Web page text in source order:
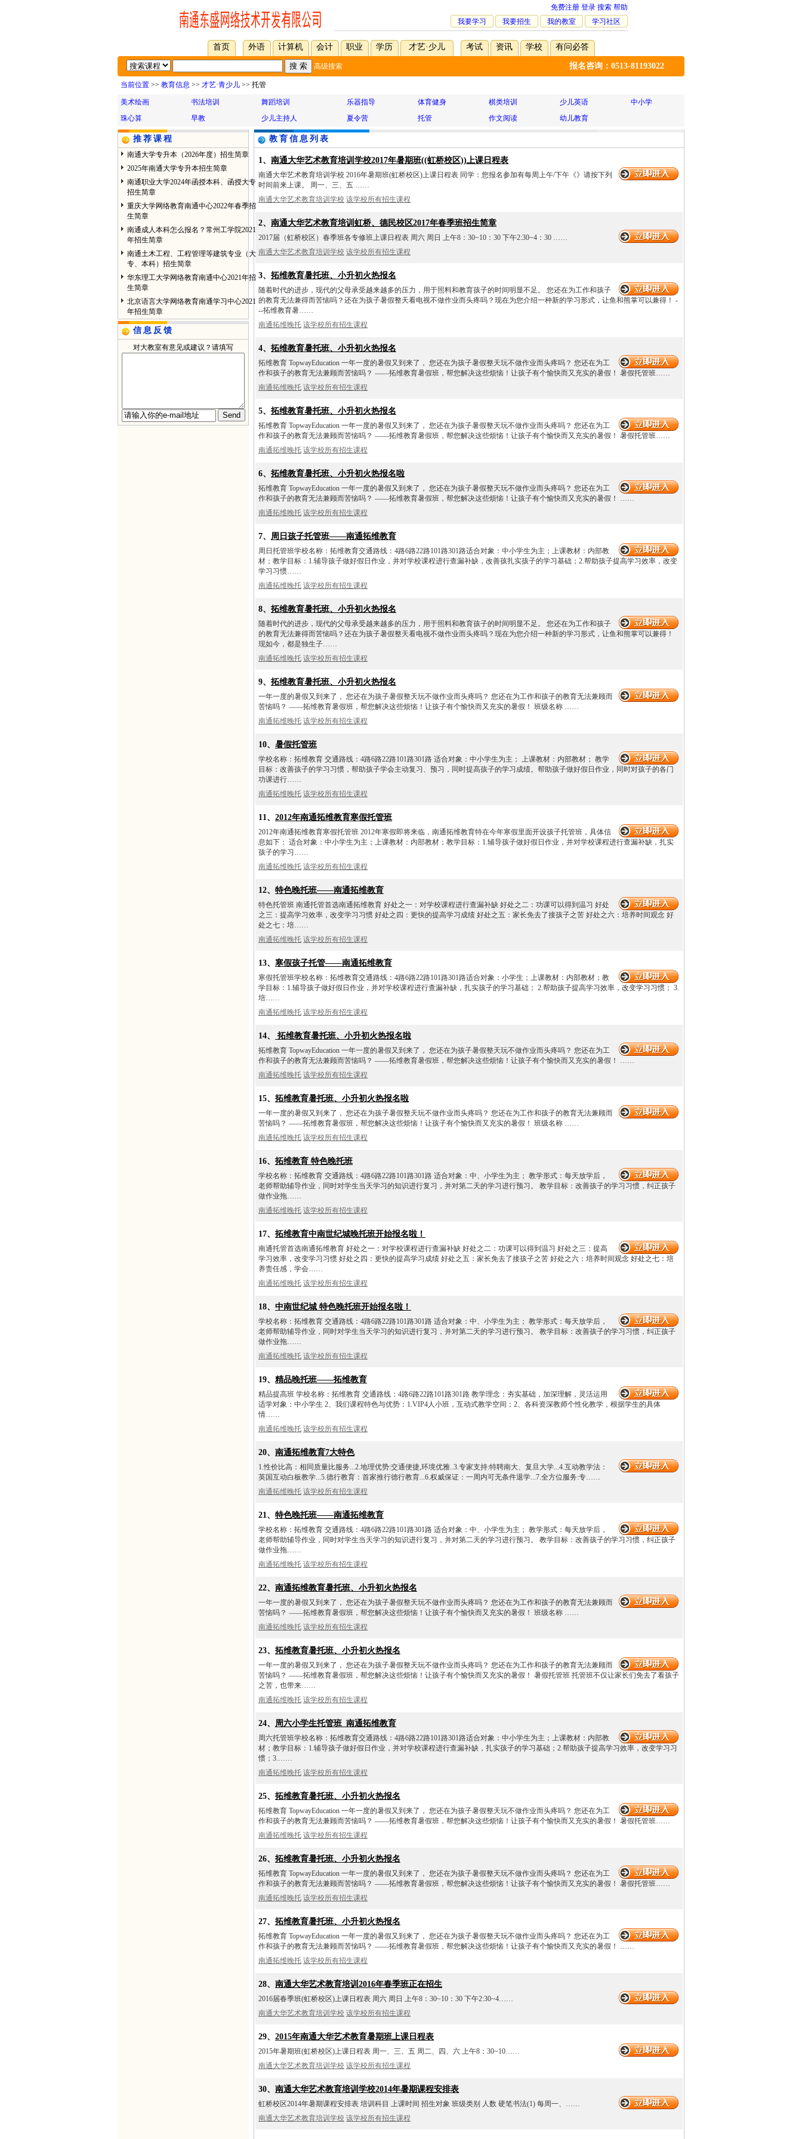
免费注册 登录 搜索 帮助
我要学习
我要招生 我的教室 学习社区
首页 外语 计算机 会计 职业 学历 才艺·少儿 考试 资讯 学校 有问必答
高级搜索 报名咨询：0513-81193022
当前位置 >> 教育信息 >> 才艺·青少儿 >> 托管
美术绘画 书法培训 舞蹈培训 乐器指导 体育健身 棋类培训 少儿英语
中小学
珠心算
早教 少儿主持人 夏令营 托管 作文阅读 幼儿教育
推荐课程
南通大学专升本（2026年度）招生简章
2025年南通大学专升本招生简章
南通职业大学2024年函授本科、函授大专
招生简章
重庆大学网络教育南通中心2022年春季招
生简章
南通成人本科怎么报名？常州工学院2021
年招生简章
南通土木工程、工程管理等建筑专业（大
专、本科）招生简章
华东理工大学网络教育南通中心2021年招
生简章
北京语言大学网络教育南通学习中心2021
年招生简章
信息反馈
对大教室有意见或建议？请填写
教育信息列表
1、 南通大华艺术教育培训学校2017年暑期班((虹桥校区))上课日程表
南通大华艺术教育培训学校 2016年暑期班(虹桥校区)上课日程表 同学：您报名参加有每周上午/下午《》请按下列
时间前来上课。 周一、三、五 ……
南通大华艺术教育培训学校 该学校所有招生课程
2、 南通大华艺术教育培训虹桥、德民校区2017年春季班招生简章
2017届（虹桥校区）春季班各专修班上课日程表 周六 周日 上午8：30~10：30 下午2:30~4：30 ……
南通大华艺术教育培训学校 该学校所有招生课程
3、 拓维教育暑托班、小升初火热报名
随着时代的进步，现代的父母承受越来越多的压力，用于照料和教育孩子的时间明显不足。 您还在为工作和孩子
的教育无法兼得而苦恼吗？还在为孩子暑假整天看电视不做作业而头疼吗？现在为您介绍一种新的学习形式，让鱼和熊掌可以兼得！ -
--拓维教育暑……
南通拓维晚托 该学校所有招生课程
4、 拓维教育暑托班、小升初火热报名
拓维教育 TopwayEducation 一年一度的暑假又到来了， 您还在为孩子暑假整天玩不做作业而头疼吗？ 您还在为工
作和孩子的教育无法兼顾而苦恼吗？ ——拓维教育暑假班，帮您解决这些烦恼！让孩子有个愉快而又充实的暑假！ 暑假托管班……
南通拓维晚托 该学校所有招生课程
5、 拓维教育暑托班、小升初火热报名
拓维教育 TopwayEducation 一年一度的暑假又到来了， 您还在为孩子暑假整天玩不做作业而头疼吗？ 您还在为工
作和孩子的教育无法兼顾而苦恼吗？ ——拓维教育暑假班，帮您解决这些烦恼！让孩子有个愉快而又充实的暑假！ 暑假托管班……
南通拓维晚托 该学校所有招生课程
6、 拓维教育暑托班、小升初火热报名啦
拓维教育 TopwayEducation 一年一度的暑假又到来了， 您还在为孩子暑假整天玩不做作业而头疼吗？ 您还在为工
作和孩子的教育无法兼顾而苦恼吗？ ——拓维教育暑假班，帮您解决这些烦恼！让孩子有个愉快而又充实的暑假！ ……
南通拓维晚托 该学校所有招生课程
7、 周日孩子托管班——南通拓维教育
周日托管班学校名称：拓维教育交通路线：4路6路22路101路301路适合对象：中小学生为主；上课教材：内部教
材；教学目标：1.辅导孩子做好假日作业，并对学校课程进行查漏补缺，改善孩扎实孩子的学习基础；2.帮助孩子提高学习效率，改变
学习习惯……
南通拓维晚托 该学校所有招生课程
8、 拓维教育暑托班、小升初火热报名
随着时代的进步，现代的父母承受越来越多的压力，用于照料和教育孩子的时间明显不足。 您还在为工作和孩子
的教育无法兼得而苦恼吗？还在为孩子暑假整天看电视不做作业而头疼吗？现在为您介绍一种新的学习形式，让鱼和熊掌可以兼得！
现如今，都是独生子……
南通拓维晚托 该学校所有招生课程
9、 拓维教育暑托班、小升初火热报名
一年一度的暑假又到来了， 您还在为孩子暑假整天玩不做作业而头疼吗？ 您还在为工作和孩子的教育无法兼顾而
苦恼吗？ ——拓维教育暑假班，帮您解决这些烦恼！让孩子有个愉快而又充实的暑假！ 班级名称 ……
南通拓维晚托 该学校所有招生课程
10、 暑假托管班
学校名称：拓维教育 交通路线：4路6路22路101路301路 适合对象：中小学生为主； 上课教材：内部教材； 教学
目标：改善孩子的学习习惯，帮助孩子学会主动复习、预习，同时提高孩子的学习成绩。帮助孩子做好假日作业，同时对孩子的各门
功课进行……
南通拓维晚托 该学校所有招生课程
11、 2012年南通拓维教育寒假托管班
2012年南通拓维教育寒假托管班 2012年寒假即将来临，南通拓维教育特在今年寒假里面开设孩子托管班，具体信
息如下： 适合对象：中小学生为主；上课教材：内部教材；教学目标：1.辅导孩子做好假日作业，并对学校课程进行查漏补缺，扎实
孩子的学习……
南通拓维晚托 该学校所有招生课程
12、 特色晚托班——南通拓维教育
特色托管班 南通托管首选南通拓维教育 好处之一：对学校课程进行查漏补缺 好处之二：功课可以得到温习 好处
之三：提高学习效率，改变学习习惯 好处之四：更快的提高学习成绩 好处之五：家长免去了接孩子之苦 好处之六：培养时间观念 好
处之七：培……
南通拓维晚托 该学校所有招生课程
13、 寒假孩子托管——南通拓维教育
寒假托管班学校名称：拓维教育交通路线：4路6路22路101路301路适合对象：小学生；上课教材：内部教材；教
学目标：1.辅导孩子做好假日作业，并对学校课程进行查漏补缺，扎实孩子的学习基础； 2.帮助孩子提高学习效率，改变学习习惯； 3.
培……
南通拓维晚托 该学校所有招生课程
14、 拓维教育暑托班、小升初火热报名啦
拓维教育 TopwayEducation 一年一度的暑假又到来了， 您还在为孩子暑假整天玩不做作业而头疼吗？ 您还在为工
作和孩子的教育无法兼顾而苦恼吗？ ——拓维教育暑假班，帮您解决这些烦恼！让孩子有个愉快而又充实的暑假！ ……
南通拓维晚托 该学校所有招生课程
15、 拓维教育暑托班、小升初火热报名啦
一年一度的暑假又到来了， 您还在为孩子暑假整天玩不做作业而头疼吗？ 您还在为工作和孩子的教育无法兼顾而
苦恼吗？ ——拓维教育暑假班，帮您解决这些烦恼！让孩子有个愉快而又充实的暑假！ 班级名称 ……
南通拓维晚托 该学校所有招生课程
16、 拓维教育 特色晚托班
学校名称：拓维教育 交通路线：4路6路22路101路301路 适合对象：中、小学生为主； 教学形式：每天放学后，
老师帮助辅导作业，同时对学生当天学习的知识进行复习，并对第二天的学习进行预习。 教学目标：改善孩子的学习习惯，纠正孩子
做作业拖……
南通拓维晚托 该学校所有招生课程
17、 拓维教育中南世纪城晚托班开始报名啦！
南通托管首选南通拓维教育 好处之一：对学校课程进行查漏补缺 好处之二：功课可以得到温习 好处之三：提高
学习效率，改变学习习惯 好处之四：更快的提高学习成绩 好处之五：家长免去了接孩子之苦 好处之六：培养时间观念 好处之七：培
养责任感，学会……
南通拓维晚托 该学校所有招生课程
18、 中南世纪城 特色晚托班开始报名啦！
学校名称：拓维教育 交通路线：4路6路22路101路301路 适合对象：中、小学生为主； 教学形式：每天放学后，
老师帮助辅导作业，同时对学生当天学习的知识进行复习，并对第二天的学习进行预习。 教学目标：改善孩子的学习习惯，纠正孩子
做作业拖……
南通拓维晚托 该学校所有招生课程
19、 精品晚托班——拓维教育
精品提高班 学校名称：拓维教育 交通路线：4路6路22路101路301路 教学理念：夯实基础，加深理解，灵活运用
适学对象：中小学生 2、我们课程特色与优势：1.VIP4人小班，互动式教学空间；2、各科资深教师个性化教学，根据学生的具体
情……
南通拓维晚托 该学校所有招生课程
20、 南通拓维教育7大特色
1.性价比高：相同质量比服务...2.地理优势:交通便捷,环境优雅..3.专家支持:特聘南大、复旦大学...4.互动教学法：
英国互动白板教学...5.德行教育：首家推行德行教育...6.权威保证：一周内可无条件退学...7.全方位服务:专……
南通拓维晚托 该学校所有招生课程
21、 特色晚托班——南通拓维教育
学校名称：拓维教育 交通路线：4路6路22路101路301路 适合对象：中、小学生为主； 教学形式：每天放学后，
老师帮助辅导作业，同时对学生当天学习的知识进行复习，并对第二天的学习进行预习。 教学目标：改善孩子的学习习惯，纠正孩子
做作业拖……
南通拓维晚托 该学校所有招生课程
22、 南通拓维教育暑托班、小升初火热报名
一年一度的暑假又到来了， 您还在为孩子暑假整天玩不做作业而头疼吗？ 您还在为工作和孩子的教育无法兼顾而
苦恼吗？ ——拓维教育暑假班，帮您解决这些烦恼！让孩子有个愉快而又充实的暑假！ 班级名称 ……
南通拓维晚托 该学校所有招生课程
23、 拓维教育暑托班、小升初火热报名
一年一度的暑假又到来了， 您还在为孩子暑假整天玩不做作业而头疼吗？ 您还在为工作和孩子的教育无法兼顾而
苦恼吗？ ——拓维教育暑假班，帮您解决这些烦恼！让孩子有个愉快而又充实的暑假！ 暑假托管班 托管班不仅让家长们免去了看孩子
之苦，也带来……
南通拓维晚托 该学校所有招生课程
24、 周六小学生托管班_南通拓维教育
周六托管班学校名称：拓维教育交通路线：4路6路22路101路301路适合对象：中小学生为主；上课教材：内部教
材；教学目标：1.辅导孩子做好假日作业，并对学校课程进行查漏补缺，扎实孩子的学习基础；2.帮助孩子提高学习效率，改变学习习
惯；3.……
南通拓维晚托 该学校所有招生课程
25、 拓维教育暑托班、小升初火热报名
拓维教育 TopwayEducation 一年一度的暑假又到来了， 您还在为孩子暑假整天玩不做作业而头疼吗？ 您还在为工
作和孩子的教育无法兼顾而苦恼吗？ ——拓维教育暑假班，帮您解决这些烦恼！让孩子有个愉快而又充实的暑假！ 暑假托管班……
南通拓维晚托 该学校所有招生课程
26、 拓维教育暑托班、小升初火热报名
拓维教育 TopwayEducation 一年一度的暑假又到来了， 您还在为孩子暑假整天玩不做作业而头疼吗？ 您还在为工
作和孩子的教育无法兼顾而苦恼吗？ ——拓维教育暑假班，帮您解决这些烦恼！让孩子有个愉快而又充实的暑假！ 暑假托管班……
南通拓维晚托 该学校所有招生课程
27、 拓维教育暑托班、小升初火热报名
拓维教育 TopwayEducation 一年一度的暑假又到来了， 您还在为孩子暑假整天玩不做作业而头疼吗？ 您还在为工
作和孩子的教育无法兼顾而苦恼吗？ ——拓维教育暑假班，帮您解决这些烦恼！让孩子有个愉快而又充实的暑假！ ……
南通拓维晚托 该学校所有招生课程
28、 南通大华艺术教育培训2016年春季班正在招生
2016届春季班(虹桥校区)上课日程表 周六 周日 上午8：30~10：30 下午2:30~4……
南通大华艺术教育培训学校 该学校所有招生课程
29、 2015年南通大华艺术教育暑期班上课日程表
2015年暑期班(虹桥校区)上课日程表 周一、三、五 周二、四、六 上午8：30~10……
南通大华艺术教育培训学校 该学校所有招生课程
30、 南通大华艺术教育培训学校2014年暑期课程安排表
虹桥校区2014年暑期课程安排表 培训科目 上课时间 招生对象 班级类别 人数 硬笔书法(1) 每周一、……
南通大华艺术教育培训学校 该学校所有招生课程